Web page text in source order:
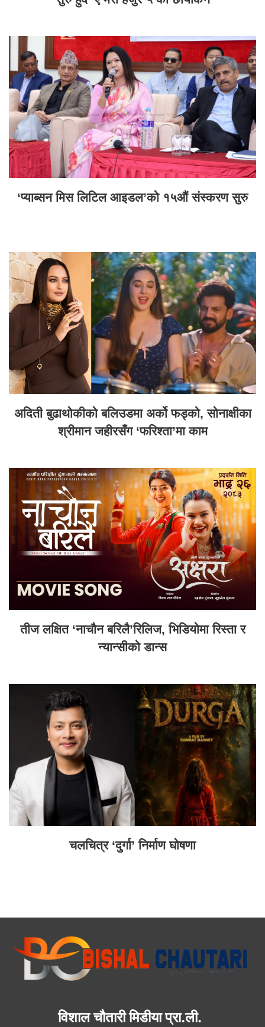
‘प्याब्सन मिस लिटिल आइडल’को १५औं संस्करण सुरु
अदिती बुढाथोकीको बलिउडमा अर्को फड्को, सोनाक्षीका
श्रीमान जहीरसँग ‘फरिश्ता’मा काम
तीज लक्षित ‘नाचौन बरिलै’रिलिज, भिडियोमा रिस्ता र
न्यान्सीको डान्स
चलचित्र ‘दुर्गा’ निर्माण घोषणा
विशाल चौतारी मिडीया प्रा.ली.